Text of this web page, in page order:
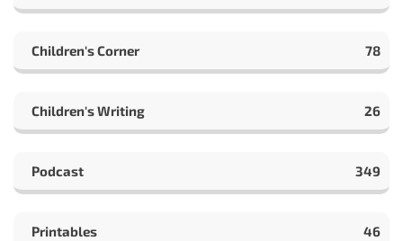
Children's Corner 78
Children's Writing 26
Podcast 349
Printables 46